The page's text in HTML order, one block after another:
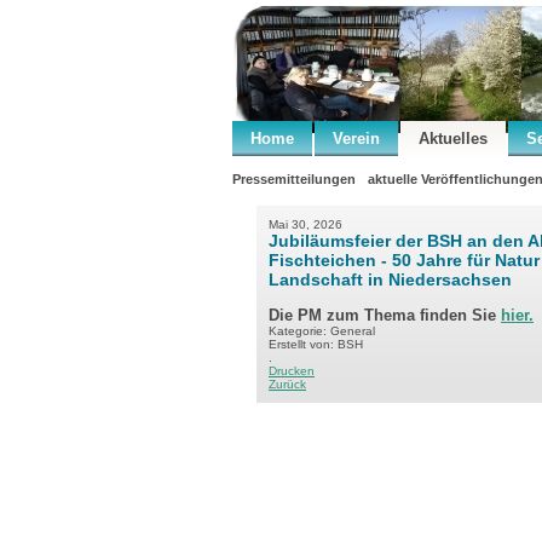
Home Verein Aktuelles
Pressemitteilungen aktuelle Veröffentlichungen
Mai 30, 2026
Jubiläumsfeier der BSH an den
Fischteichen - 50 Jahre für
Landschaft in Niedersachsen
Die PM zum Thema finden Sie hier.
Kategorie: General
Erstellt von: BSH
Drucken
Zurück